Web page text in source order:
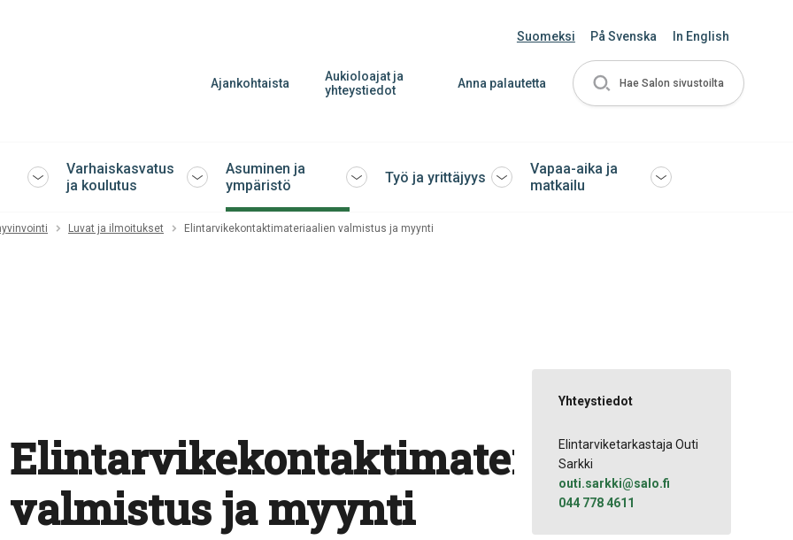
Suomeksi På Svenska In English
Ajankohtaista
Aukioloajat ja
yhteystiedot
Anna palautetta Hae Salon sivustoilta
Avaa
sulje
Varhaiskasvatus
ja koulutus
Avaa
sulje
Asuminen ja
ympäristö
Avaa
sulje
Työ ja yrittäjyys Avaa
Vapaa-aika ja
matkailu
Avaa
Luvat ja ilmoitukset Elintarvikekontaktimateriaalien valmistus ja myynti
Elintarvikekontaktimateriaalien
valmistus ja myynti
Yhteystiedot
Elintarviketarkastaja Outi
Sarkki
outi.sarkki@salo.fi
044 778 4611